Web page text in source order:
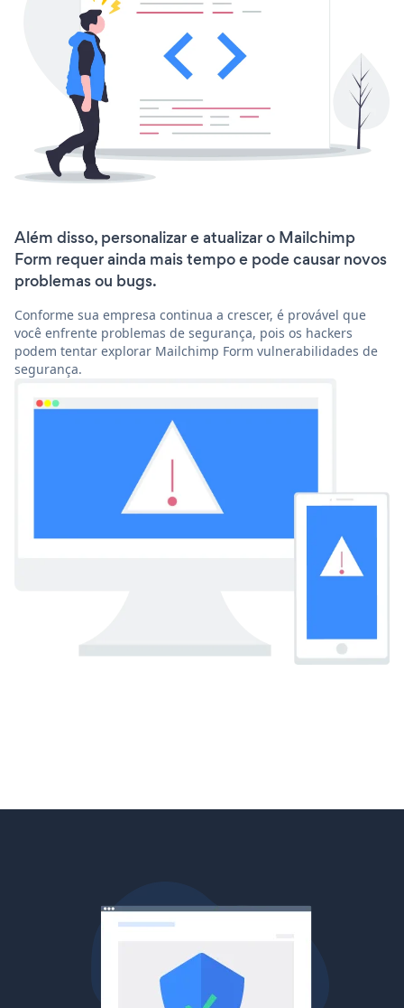
Além disso, personalizar e atualizar o Mailchimp
Form requer ainda mais tempo e pode causar novos
problemas ou bugs.
Conforme sua empresa continua a crescer, é provável que
você enfrente problemas de segurança, pois os hackers
podem tentar explorar Mailchimp Form vulnerabilidades de
segurança.